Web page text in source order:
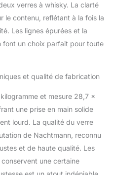
verres à whisky. La clarté
le contenu, reflétant à la fois la
Les lignes épurées et la
font un choix parfait pour toute
et qualité de fabrication
kilogramme et mesure 28,7 x
une prise en main solide
lourd. La qualité du verre
de Nachtmann, reconnu
et de haute qualité. Les
une certaine